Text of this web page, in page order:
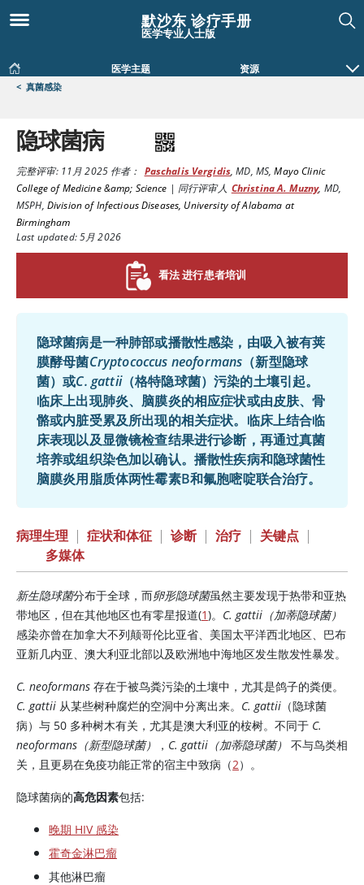
默沙东 诊疗手册
医学专业人士版
医学主题 资源
< 真菌感染
隐球菌病
完整评审:11月 2025作者： Paschalis Vergidis,MD, MS,Mayo Clinic
College of Medicine &amp; Science | 同行评审人 Christina A. Muzny, MD,
MSPH, Division of Infectious Diseases, University of Alabama at
Birmingham
Last updated: 5月 2026
看法 进行患者培训
隐球菌病是一种肺部或播散性感染，由吸入被有荚
膜酵母菌Cryptococcus neoformans （新型隐球
菌）或C. gattii（格特隐球菌）污染的土壤引起。
临床上出现肺炎、脑膜炎的相应症状或由皮肤、骨
骼或内脏受累及所出现的相关症状。临床上结合临
床表现以及显微镜检查结果进行诊断，再通过真菌
培养或组织染色加以确认。播散性疾病和隐球菌性
脑膜炎用脂质体两性霉素B和氟胞嘧啶联合治疗。
病理生理 | 症状和体征 | 诊断 | 治疗 | 关键点 |
多媒体
新生隐球菌分布于全球，而卵形隐球菌虽然主要发现于热带和亚热
带地区，但在其他地区也有零星报道(1)。 C. gattii（加蒂隐球菌）
感染亦曾在加拿大不列颠哥伦比亚省、美国太平洋西北地区、巴布
亚新几内亚、澳大利亚北部以及欧洲地中海地区发生散发性暴发。
C. neoformans 存在于被鸟粪污染的土壤中，尤其是鸽子的粪便。
C. gattii 从某些树种腐烂的空洞中分离出来。 C. gattii （隐球菌
病）与 50 多种树木有关，尤其是澳大利亚的桉树。不同于 C.
neoformans（新型隐球菌）
， C. gattii（加蒂隐球菌）
不与鸟类相
关，且更易在免疫功能正常的宿主中致病（2）。
隐球菌病的高危因素包括:
晚期 HIV 感染
霍奇金淋巴瘤
其他淋巴瘤